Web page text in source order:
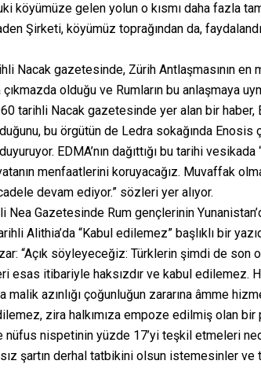
köyümüze gelen yolun o kısmı daha fazla
Şirketi, köyümüz toprağından da,
Nacak gazetesinde, Zürih Antlaşmasının en
olduğu ve Rumların bu anlaşmaya
tarihli Nacak gazetesinde yer alan bir haber,
bu örgütün de Ledra sokağında Enosis
EDMA’nın dağıttığı bu tarihi
menfaatlerini koruyacağız. Muvaffak
devam ediyor.” sözleri yer alıyor.
Nea Gazetesinde Rum gençlerinin
Alithia’da “Kabul edilemez” başlıklı bir
“Açık söyleyeceğiz: Türklerin şimdi de son
esas itibariyle haksızdır ve kabul edilemez.
azınlığı çoğunluğun zararına âmme
zira halkımıza empoze edilmiş olan
nüfus nispetinin yüzde 17’yi teşkil etmeleri
şartın derhal tatbikini olsun istemesinler